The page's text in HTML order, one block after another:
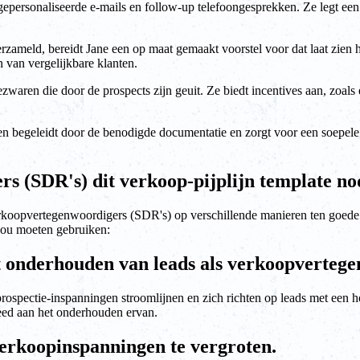
e-mails en follow-up telefoongesprekken. Ze legt
bereidt Jane een op maat gemaakt voorstel voor dat laat
van vergelijkbare klanten.
die door de prospects zijn geuit. Ze biedt incentives aan,
begeleidt door de benodigde documentatie en zorgt voor een
(SDR's) dit verkoop-pijplijn template
(SDR's) op verschillende manieren ten
moeten gebruiken:
van leads als
inspanningen stroomlijnen en zich richten op leads met een
aan het onderhouden ervan.
te vergroten.